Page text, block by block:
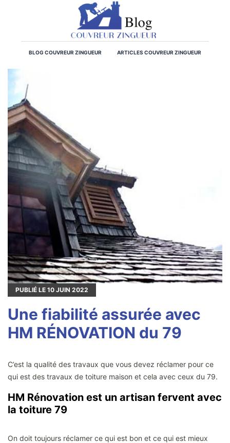
BLOG COUVREUR ZINGUEUR ARTICLES COUVREUR ZINGUEUR
PUBLIÉ LE 10 JUIN 2022
Une fiabilité assurée avec
HM RÉNOVATION du 79
C’est la qualité des travaux que vous devez réclamer pour ce
qui est des travaux de toiture maison et cela avec ceux du 79.
HM Rénovation est un artisan fervent avec
la toiture 79
On doit toujours réclamer ce qui est bon et ce qui est mieux